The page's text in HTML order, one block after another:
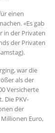
einen
«Es gab
in der Privaten
der Privaten
war die
als der
Versicherte
Die PKV-
der
Euro,